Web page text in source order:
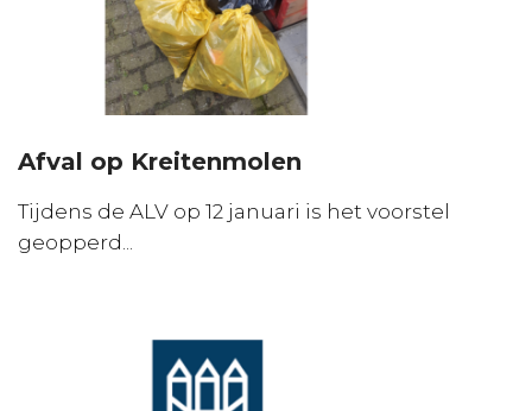
Afval op Kreitenmolen
Tijdens de ALV op 12 januari is het voorstel
geopperd...